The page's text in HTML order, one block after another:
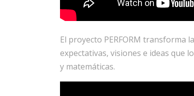
El proyecto PERFORM transforma
expectativas, visiones e ideas que
y matemáticas.